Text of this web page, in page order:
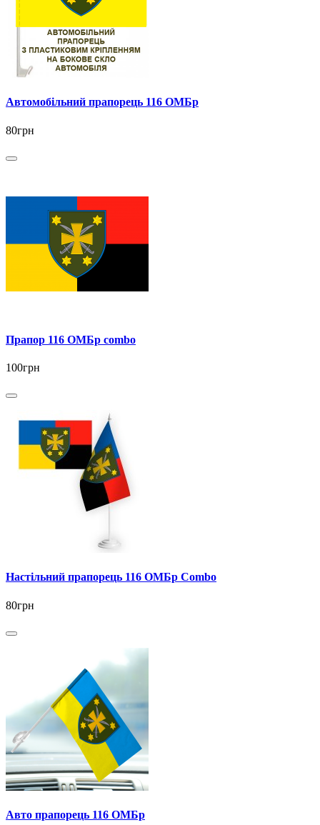
Автомобільний прапорець 116 ОМБр
80грн
Прапор 116 ОМБр combo
100грн
Настільний прапорець 116 ОМБр Combo
80грн
Авто прапорець 116 ОМБр